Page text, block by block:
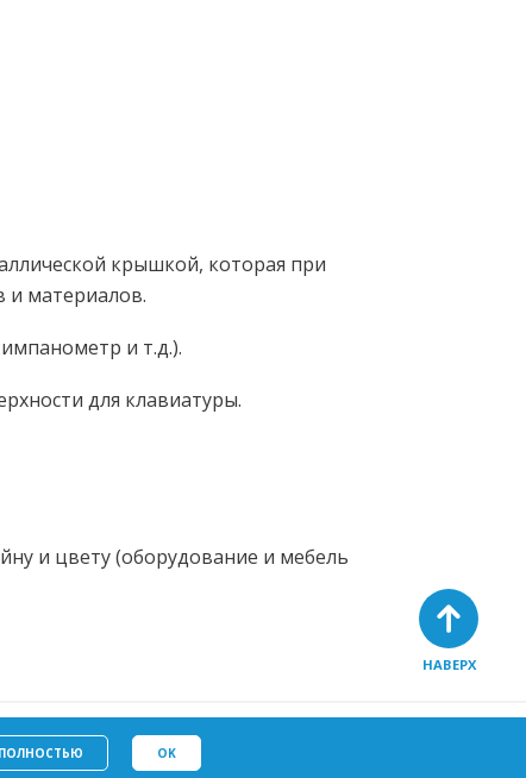
крышкой, которая при
материалов.
и т.д.).
для клавиатуры.
и цвету (оборудование и мебель
НАВЕРХ
OK
Политику в отношении
файлов cookie